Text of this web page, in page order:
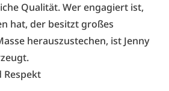
Qualität. Wer engagiert ist,
hat, der besitzt großes
herauszustechen, ist Jenny
Respekt